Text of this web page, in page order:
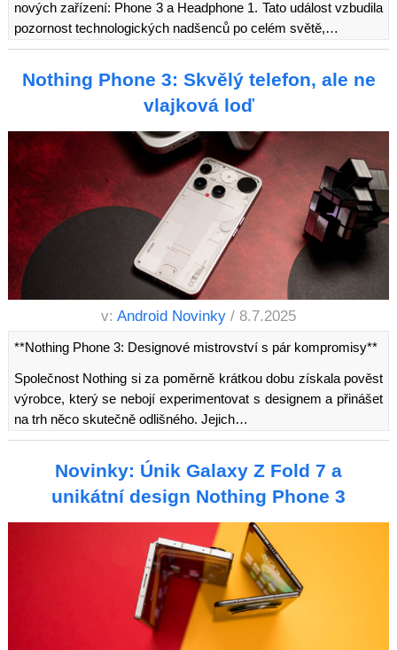
nových zařízení: Phone 3 a Headphone 1. Tato událost vzbudila
pozornost technologických nadšenců po celém světě,…
Nothing Phone 3: Skvělý telefon, ale ne
vlajková loď
v: Android Novinky / 8.7.2025
**Nothing Phone 3: Designové mistrovství s pár kompromisy**
Společnost Nothing si za poměrně krátkou dobu získala pověst
výrobce, který se nebojí experimentovat s designem a přinášet
na trh něco skutečně odlišného. Jejich…
Novinky: Únik Galaxy Z Fold 7 a
unikátní design Nothing Phone 3